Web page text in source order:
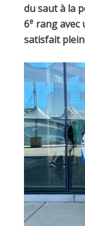
du saut à la
6e rang avec
satisfait